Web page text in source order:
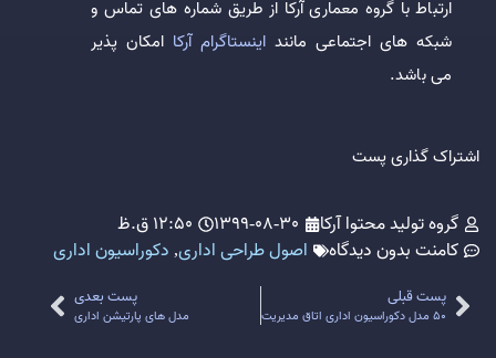
ارتباط با گروه معماری آرکا از طریق شماره های تماس و
شبکه های اجتماعی مانند اینستاگرام آرکا امکان پذیر
می باشد.
اشتراک گذاری پست
گروه تولید محتوا آرکا 1399-08-30
12:50 ق.ظ
کامنتبدون دیدگاه اصول طراحی اداری,دکوراسیون اداری
پست قبلی
50 مدل دکوراسیون اداری اتاق مدیریت
پست بعدی
مدل های پارتیشن اداری